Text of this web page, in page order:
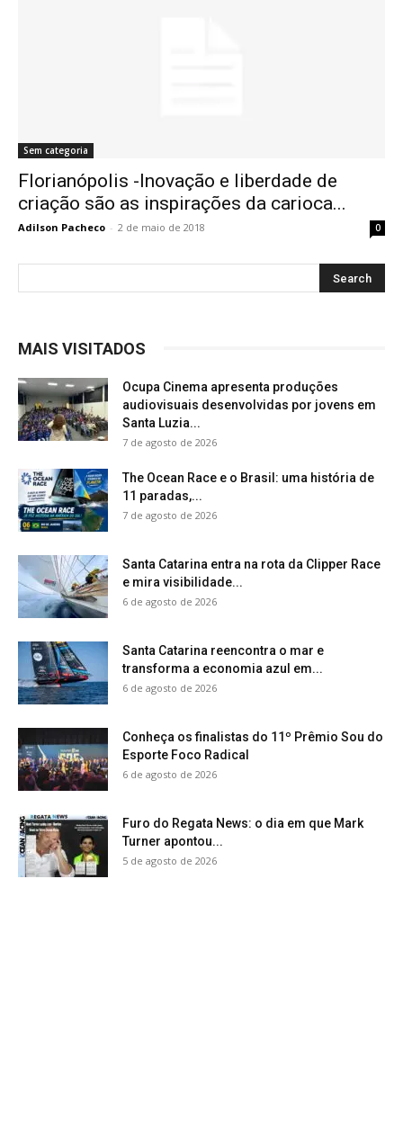
Sem categoria
Florianópolis -Inovação e liberdade de
criação são as inspirações da carioca...
Adilson Pacheco - 2 de maio de 2018 0
MAIS VISITADOS
Ocupa Cinema apresenta produções
audiovisuais desenvolvidas por jovens em
Santa Luzia...
7 de agosto de 2026
The Ocean Race e o Brasil: uma história de
11 paradas,...
7 de agosto de 2026
Santa Catarina entra na rota da Clipper Race
e mira visibilidade...
6 de agosto de 2026
Santa Catarina reencontra o mar e
transforma a economia azul em...
6 de agosto de 2026
Conheça os finalistas do 11º Prêmio Sou do
Esporte Foco Radical
6 de agosto de 2026
Furo do Regata News: o dia em que Mark
Turner apontou...
5 de agosto de 2026